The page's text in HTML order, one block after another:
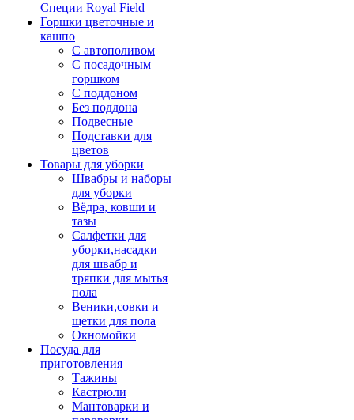
Специи Royal Field
Горшки цветочные и
кашпо
С автополивом
С посадочным
горшком
С поддоном
Без поддона
Подвесные
Подставки для
цветов
Товары для уборки
Швабры и наборы
для уборки
Вёдра, ковши и
тазы
Салфетки для
уборки,насадки
для швабр и
тряпки для мытья
пола
Веники,совки и
щетки для пола
Окномойки
Посуда для
приготовления
Тажины
Кастрюли
Мантоварки и